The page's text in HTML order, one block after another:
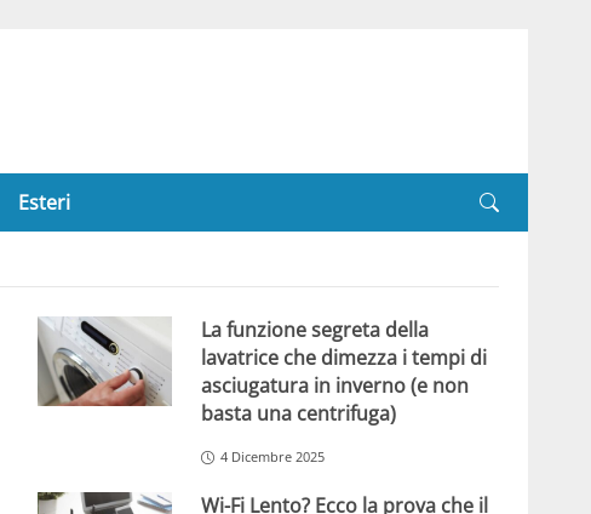
Esteri
La funzione segreta della
lavatrice che dimezza i tempi di
asciugatura in inverno (e non
basta una centrifuga)
4 Dicembre 2025
Wi-Fi Lento? Ecco la prova che il